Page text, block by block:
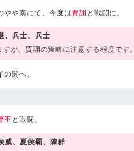
やや南にて、今度は賈詡 と戦闘に。
、兵士、兵士
が、賈詡の策略に注意する程度です。
関へ。
丕 と戦闘。
威、夏侯覇、陳群